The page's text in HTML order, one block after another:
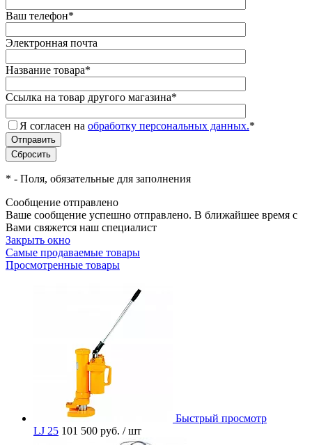
Ваш телефон*
Электронная почта
Название товара*
Ссылка на товар другого магазина*
Я согласен на обработку персональных данных.*
* - Поля, обязательные для заполнения
Сообщение отправлено
Ваше сообщение успешно отправлено. В ближайшее время с
Вами свяжется наш специалист
Закрыть окно
Самые продаваемые товары
Просмотренные товары
Быстрый просмотр
LJ 25 101 500 руб. / шт